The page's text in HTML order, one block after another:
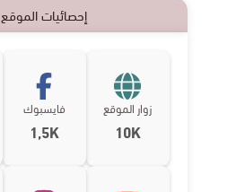
إحصائيات الموقع
زوار الموقع
10K
فايسبوك
1,5K